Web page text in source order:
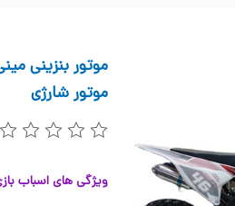
موتور شارژی
ویژگی های اسباب